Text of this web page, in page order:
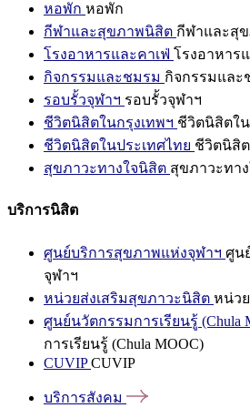
หอพัก หอพัก
กีฬาและสุขภาพนิสิต กีฬาและสุ
โรงอาหารและคาเฟ่ โรงอาหาร
กิจกรรมและชมรม กิจกรรมและ
รอบรั้วจุฬาฯ รอบรั้วจุฬาฯ
ชีวิตนิสิตในกรุงเทพฯ ชีวิตนิสิตใ
ชีวิตนิสิตในประเทศไทย ชีวิตนิสิ
สุขภาวะทางใจนิสิต สุขภาวะทา
บริการนิสิต
ศูนย์บริการสุขภาพแห่งจุฬาฯ ศูน
จุฬาฯ
หน่วยส่งเสริมสุขภาวะนิสิต หน่ว
ศูนย์นวัตกรรมการเรียนรู้ (Chula
การเรียนรู้ (Chula MOOC)
CUVIPCUVIP
บริการสังคม